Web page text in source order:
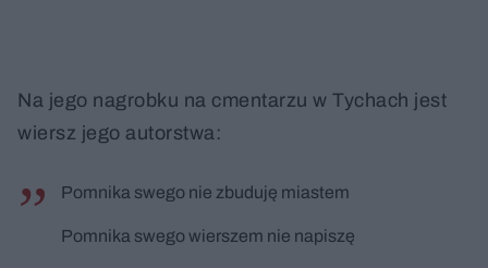
Na jego nagrobku na cmentarzu w Tychach jest
wiersz jego autorstwa:
Pomnika swego nie zbuduję miastem
Pomnika swego wierszem nie napiszę